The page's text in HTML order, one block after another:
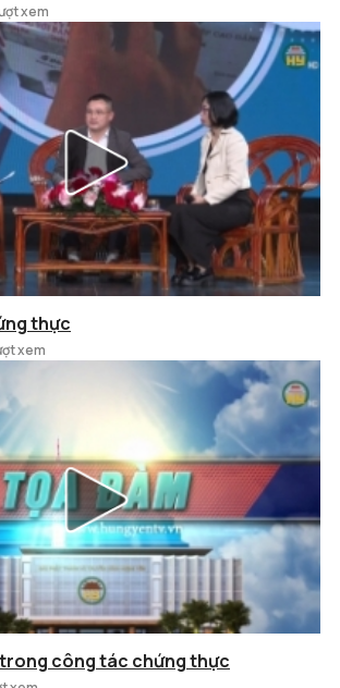
xem
thực
xem
công tác chứng thực